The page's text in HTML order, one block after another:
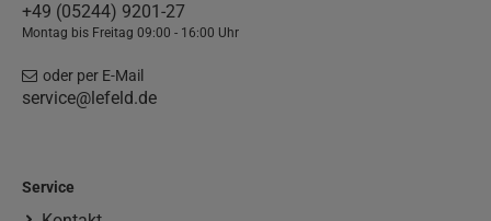
+49 (05244) 9201-27
Montag bis Freitag 09:00 - 16:00 Uhr
oder per E-Mail
service@lefeld.de
Service